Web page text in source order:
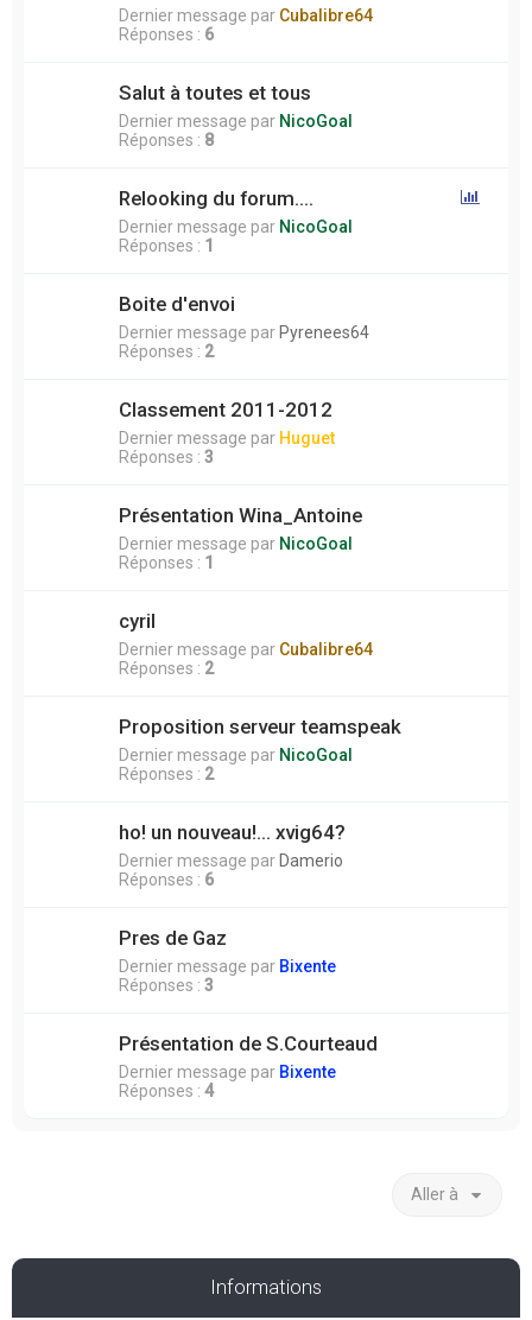
Dernier message par Cubalibre64
Réponses : 6
Salut à toutes et tous
Dernier message par NicoGoal
Réponses : 8
Relooking du forum....
Dernier message par NicoGoal
Réponses : 1
Boite d'envoi
Dernier message par Pyrenees64
Réponses : 2
Classement 2011-2012
Dernier message par Huguet
Réponses : 3
Présentation Wina_Antoine
Dernier message par NicoGoal
Réponses : 1
cyril
Dernier message par Cubalibre64
Réponses : 2
Proposition serveur teamspeak
Dernier message par NicoGoal
Réponses : 2
ho! un nouveau!... xvig64?
Dernier message par Damerio
Réponses : 6
Pres de Gaz
Dernier message par Bixente
Réponses : 3
Présentation de S.Courteaud
Dernier message par Bixente
Réponses : 4
Aller à
Informations